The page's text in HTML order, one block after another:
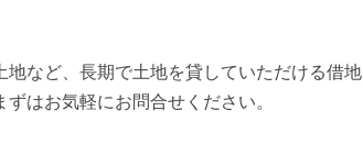
など、⻑期で土地を貸していただける借地
はお気軽にお問合せください。